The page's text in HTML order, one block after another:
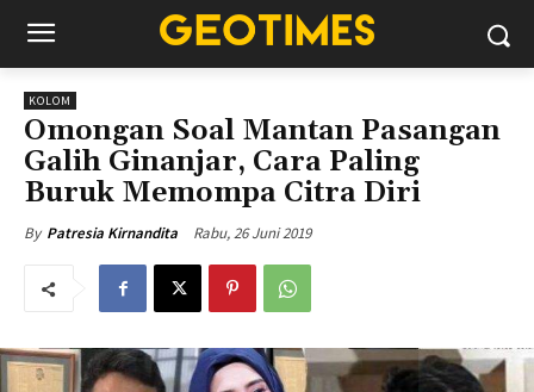
KOLOM
Omongan Soal Mantan Pasangan
Galih Ginanjar, Cara Paling
Buruk Memompa Citra Diri
By Patresia Kirnandita Rabu, 26 Juni 2019